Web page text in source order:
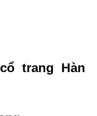
trang Hàn